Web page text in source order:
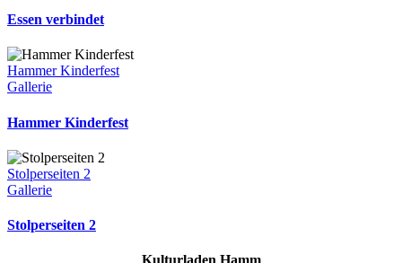
Essen verbindet
Hammer Kinderfest
Gallerie
Hammer Kinderfest
Stolperseiten 2
Gallerie
Stolperseiten 2